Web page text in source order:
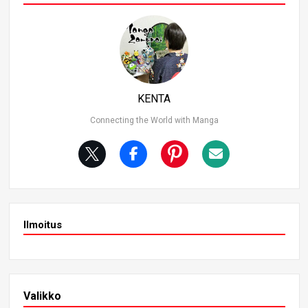
ötä. Seuraavassa on muutamia niistä monista valheista,
joita Usopp on kertonut ja jotka ovat käyneet toteen. 1. M
erirosvot hyökkäsivät! Tätä valhetta kerrottiin päivittäin h
änen kotikaupungissaan Syrup Villagessa. Kaikki ovat pul
assa! Merirosvot hyökkäävät! Eräänä päivänä valheesta
tuli totta ja Kuronekon merirosvot todella hyökkäsivät. Us
pojan tilassa, mutta Usopp nousi ylös ja “valehteli” tapau
ksesta. 2. Tarina hänen taistelustaan jättimäisen kultaka
sairasta tyttöä, Kayaa, kotikaupungissaan, Syrupin kyläs
KENTA
Connecting the World with Manga
Ilmoitus
Valikko